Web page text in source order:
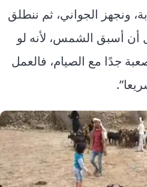
ونجهز الجواني، ثم ننطلق
أن أسبق الشمس، لأنه لو
جدًا مع الصيام، فالعمل